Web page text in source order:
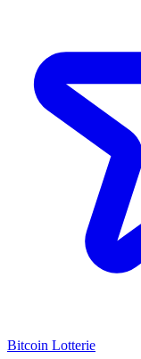
Bitcoin Lotterie